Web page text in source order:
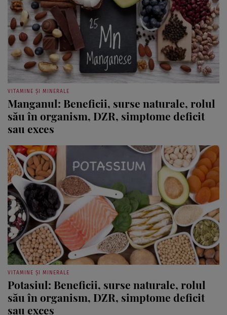
Manganul: Beneficii, surse naturale, rolul
său în organism, DZR, simptome deficit
sau exces
Potasiul: Beneficii, surse naturale, rolul
său în organism, DZR, simptome deficit
sau exces